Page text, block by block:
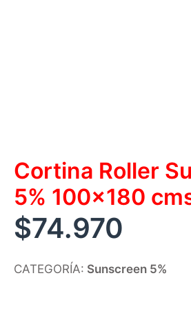
Cortina Roller
5% 100×180
$74.970
CATEGORÍA: Sunscreen 5%